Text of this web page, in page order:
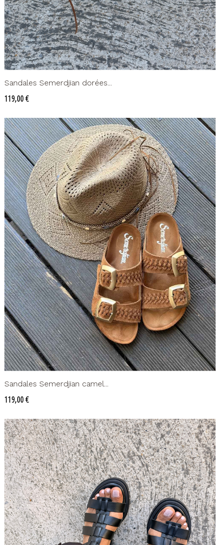
Sandales Semerdjian dorées...
Prix
119,00 €
Sandales Semerdjian camel...
Prix
119,00 €